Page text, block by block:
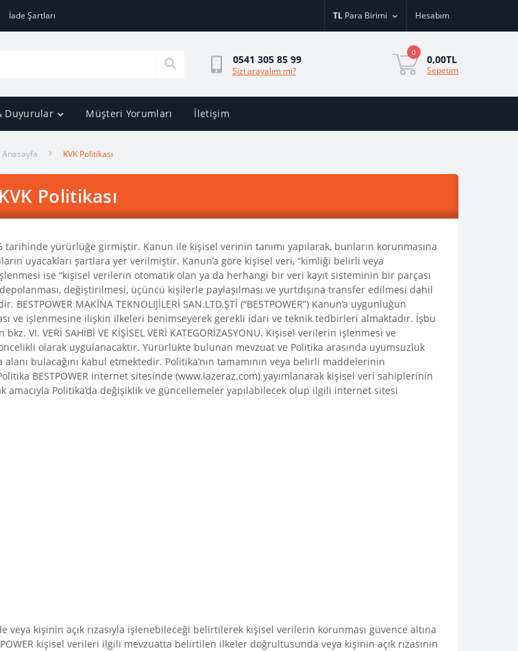
İade Şartları TL Para Birimi Hesabım
0541 305 85 99
Sizi arayalım mı?
0
0,00TL
Sepetim
Duyurular Müşteri Yorumları İletişim
Anasayfa KVK Politikası
KVK Politikası
tarihinde yürürlüğe girmiştir. Kanun ile kişisel verinin tanımı yapılarak, bunların korunmasına
uyacakları şartlara yer verilmiştir. Kanun’a göre kişisel veri, “kimliği belirli veya
ise “kişisel verilerin otomatik olan ya da herhangi bir veri kayıt sisteminin bir parçası
değiştirilmesi, üçüncü kişilerle paylaşılması ve yurtdışına transfer edilmesi dahil
MAKİNA TEKNOLIJİLERİ SAN.LTD.ŞTİ (“BESTPOWER”) Kanun’a uygunluğun
ve işlenmesine ilişkin ilkeleri benimseyerek gerekli idari ve teknik tedbirleri almaktadır. İşbu
VI. VERİ SAHİBİ VE KİŞİSEL VERİ KATEGORİZASYONU. Kişisel verilerin işlenmesi ve
olarak uygulanacaktır. Yürürlükte bulunan mevzuat ve Politika arasında uyumsuzluk
bulacağını kabul etmektedir. Politika’nın tamamının veya belirli maddelerinin
BESTPOWER internet sitesinde (www.lazeraz.com) yayımlanarak kişisel veri sahiplerinin
Politika’da değişiklik ve güncellemeler yapılabilecek olup ilgili internet sitesi
kişinin açık rızasıyla işlenebileceği belirtilerek kişisel verilerin korunması güvence altına
kişisel verileri ilgili mevzuatta belirtilen ilkeler doğrultusunda veya kişinin açık rızasının